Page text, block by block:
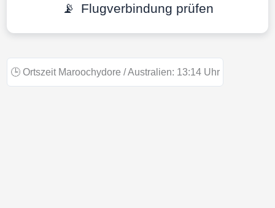
📡 Flugverbindung prüfen
🕒 Ortszeit Maroochydore / Australien: 13:14 Uhr